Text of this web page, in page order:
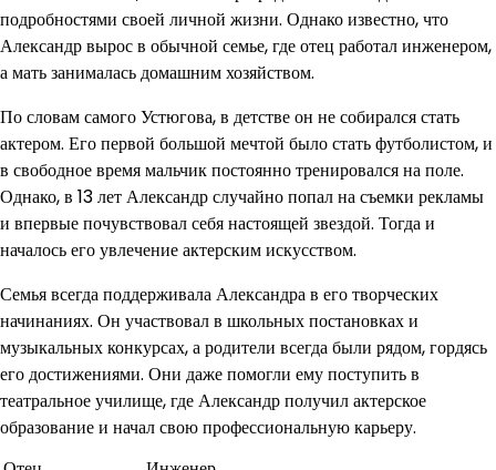
подробностями своей личной жизни. Однако известно, что
Александр вырос в обычной семье, где отец работал инженером,
а мать занималась домашним хозяйством.
По словам самого Устюгова, в детстве он не собирался стать
актером. Его первой большой мечтой было стать футболистом, и
в свободное время мальчик постоянно тренировался на поле.
Однако, в 13 лет Александр случайно попал на съемки рекламы
и впервые почувствовал себя настоящей звездой. Тогда и
началось его увлечение актерским искусством.
Семья всегда поддерживала Александра в его творческих
начинаниях. Он участвовал в школьных постановках и
музыкальных конкурсах, а родители всегда были рядом, гордясь
его достижениями. Они даже помогли ему поступить в
театральное училище, где Александр получил актерское
образование и начал свою профессиональную карьеру.